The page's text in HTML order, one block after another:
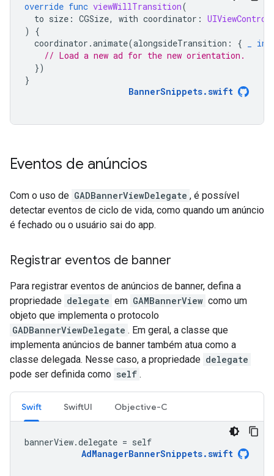
override func viewWillTransition(
to size : CGSize, with coordinator :
)
{
coordinator .animate(alongsideTransition : {
in
// Load a new ad for the new orientation.
})
}
BannerSnippets.swift
Eventos de anúncios
Com o uso de GADBannerViewDelegate , é possível
detectar eventos de ciclo de vida, como quando um anúncio
é fechado ou o usuário sai do app.
Registrar eventos de banner
Para registrar eventos de anúncios de banner, defina a
propriedade delegate em GAMBannerView como um
objeto que implementa o protocolo
GADBannerViewDelegate . Em geral, a classe que
implementa anúncios de banner também atua como a
classe delegada. Nesse caso, a propriedade delegate
pode ser definida como self .
Swift SwiftUI Objective-C
bannerView.delegate = self
AdManagerBannerSnippets.swift